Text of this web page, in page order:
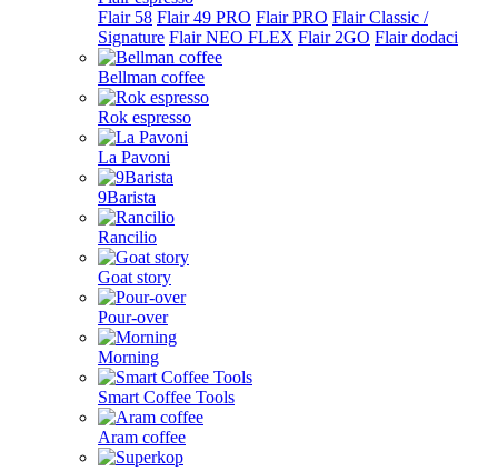
Flair 58 Flair 49 PRO Flair PRO Flair Classic /
Signature Flair NEO FLEX Flair 2GO Flair dodaci
Bellman coffee
Rok espresso
La Pavoni
9Barista
Rancilio
Goat story
Pour-over
Morning
Smart Coffee Tools
Aram coffee